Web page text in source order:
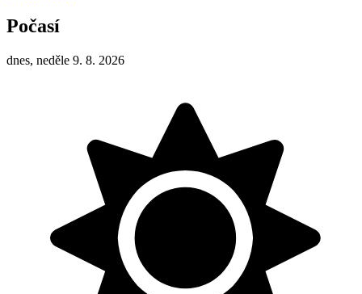
Počasí
dnes, neděle 9. 8. 2026